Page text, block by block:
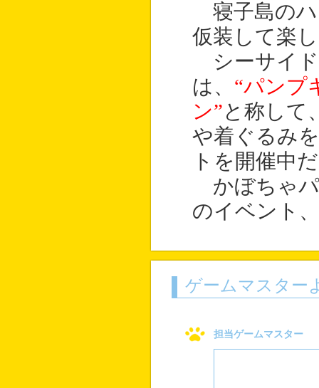
寝子島のハ
仮装して楽
シーサイド
は、 “パンプ
ン”と称して
や着ぐるみ
トを開催中
かぼちゃパ
のイベント
ゲームマスター
担当ゲームマスター